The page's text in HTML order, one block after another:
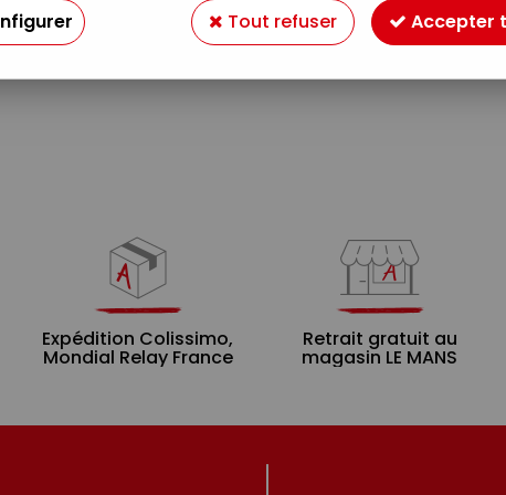
Expédition Colissimo,
Mondial Relay France
Retrait gratuit au
magasin LE MANS
Tout refuser Accepter